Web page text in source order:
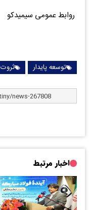
روابط عمومی سیمیدکو
توسعه پایدار ثروت
اخبار مرتبط